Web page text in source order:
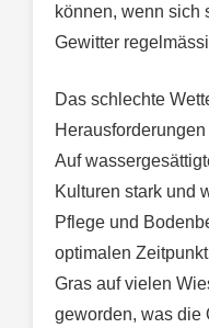
können, wenn sich
Gewitter
Das schlechte
Auf
Kulturen stark und
Pflege und
optimalen
Gras auf vielen
geworden, was die